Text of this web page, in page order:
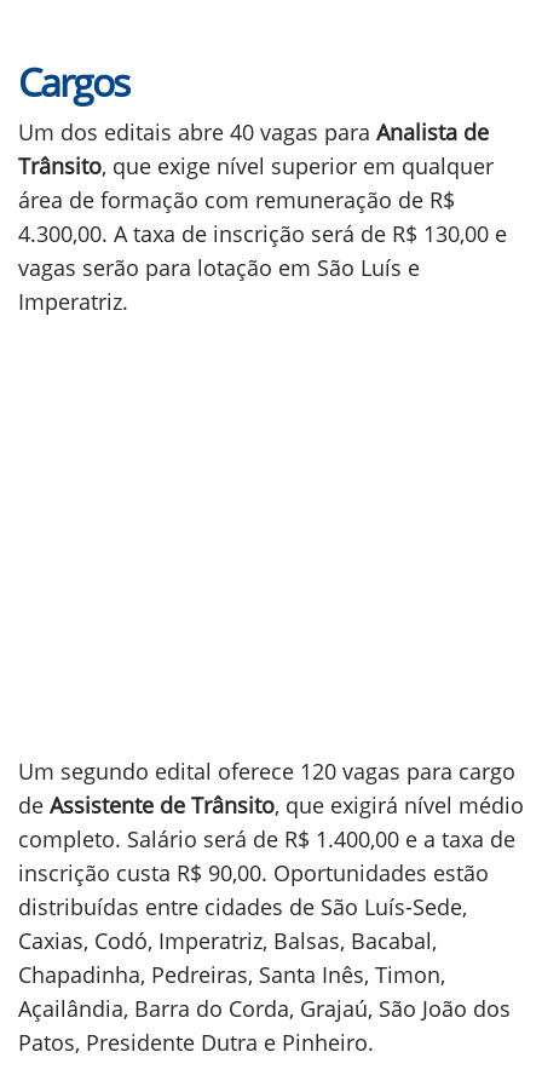
Cargos
Um dos editais abre 40 vagas para Analista de
Trânsito, que exige nível superior em qualquer
área de formação com remuneração de R$
4.300,00. A taxa de inscrição será de R$ 130,00 e
vagas serão para lotação em São Luís e
Imperatriz.
Um segundo edital oferece 120 vagas para cargo
de Assistente de Trânsito, que exigirá nível médio
completo. Salário será de R$ 1.400,00 e a taxa de
inscrição custa R$ 90,00. Oportunidades estão
distribuídas entre cidades de São Luís-Sede,
Caxias, Codó, Imperatriz, Balsas, Bacabal,
Chapadinha, Pedreiras, Santa Inês, Timon,
Açailândia, Barra do Corda, Grajaú, São João dos
Patos, Presidente Dutra e Pinheiro.